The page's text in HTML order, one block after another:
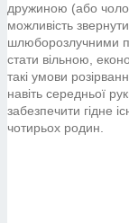
дружиною (або
можливість
шлюборозлучними
стати вільною,
такі умови
навіть середньої
забезпечити гідне
чотирьох родин.